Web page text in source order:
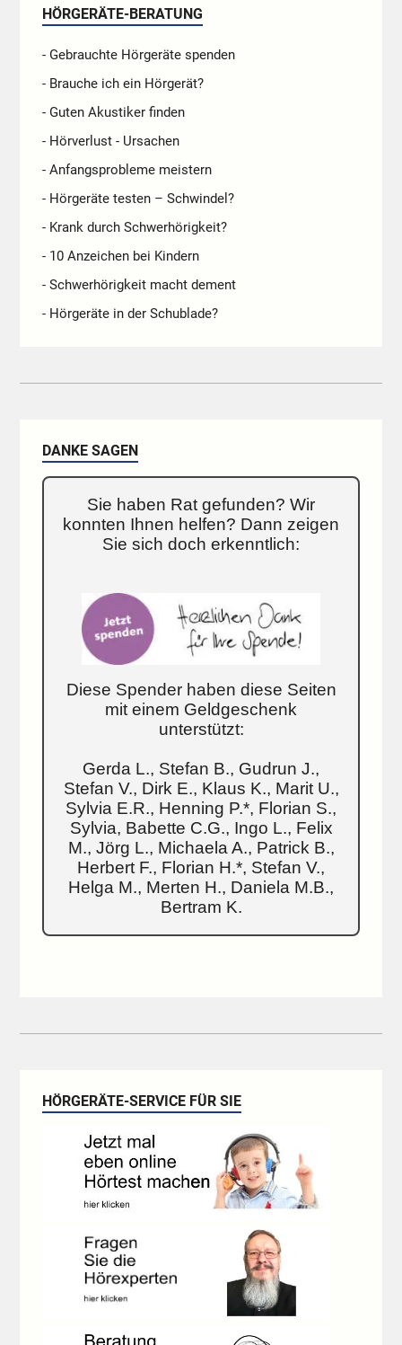
HÖRGERÄTE-BERATUNG
- Gebrauchte Hörgeräte spenden
- Brauche ich ein Hörgerät?
- Guten Akustiker finden
- Hörverlust - Ursachen
- Anfangsprobleme meistern
- Hörgeräte testen – Schwindel?
- Krank durch Schwerhörigkeit?
- 10 Anzeichen bei Kindern
- Schwerhörigkeit macht dement
- Hörgeräte in der Schublade?
DANKE SAGEN
Sie haben Rat gefunden? Wir
konnten Ihnen helfen? Dann zeigen
Sie sich doch erkenntlich:
Diese Spender haben diese Seiten
mit einem Geldgeschenk
unterstützt:
Gerda L., Stefan B., Gudrun J.,
Stefan V., Dirk E., Klaus K., Marit U.,
Sylvia E.R., Henning P.*, Florian S.,
Sylvia, Babette C.G., Ingo L., Felix
M., Jörg L., Michaela A., Patrick B.,
Herbert F., Florian H.*, Stefan V.,
Helga M., Merten H., Daniela M.B.,
Bertram K.
HÖRGERÄTE-SERVICE FÜR SIE